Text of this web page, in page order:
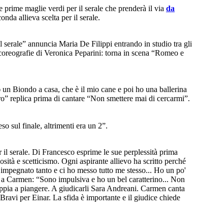
prime maglie verdi per il serale che prenderà il via da
allieva scelta per il serale.
annuncia Maria De Filippi entrando in studio tra gli
di Veronica Peparini: torna in scena “Romeo e
Biondo a casa, che è il mio cane e poi ho una ballerina
replica prima di cantare “Non smettere mai di cercarmi”.
sul finale, altrimenti era un 2”.
serale. Di Francesco esprime le sue perplessità prima
e scetticismo. Ogni aspirante allievo ha scritto perché
tanto e ci ho messo tutto me stesso... Ho un po'
Carmen: “Sono impulsiva e ho un bel caratterino... Non
a piangere. A giudicarli Sara Andreani. Carmen canta
per Einar. La sfida è importante e il giudice chiede